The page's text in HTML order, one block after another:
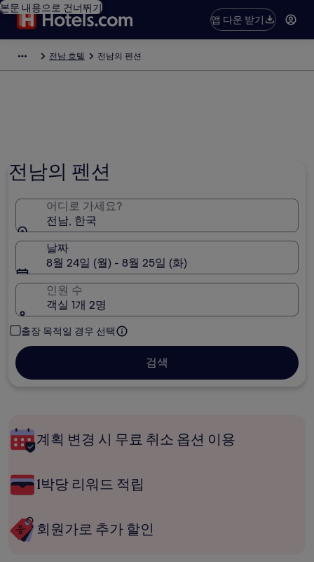
본문 내용으로 건너뛰기
앱 다운 받기
전남 호텔 전남의 펜션
전남의 펜션
어디로 가세요?
전남, 한국
날짜
8월 24일 (월) - 8월 25일 (화)
인원 수
객실 1개 2명
출장 목적일 경우 선택
검색
계획 변경 시 무료 취소 옵션 이용
1박당 리워드 적립
회원가로 추가 할인